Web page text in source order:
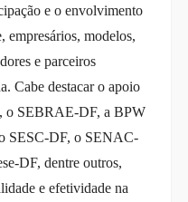
e o envolvimento
empresários, modelos,
e parceiros
Cabe destacar o apoio
o SEBRAE-DF, a BPW
SESC-DF, o SENAC-
DF, dentre outros,
e efetividade na